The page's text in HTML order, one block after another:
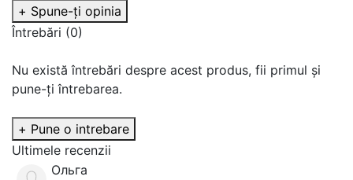
+ Spune-ţi opinia
Întrebări (0)
Nu există întrebări despre acest produs, fii primul și
pune-ți întrebarea.
+ Pune o intrebare
Ultimele recenzii
Ольга